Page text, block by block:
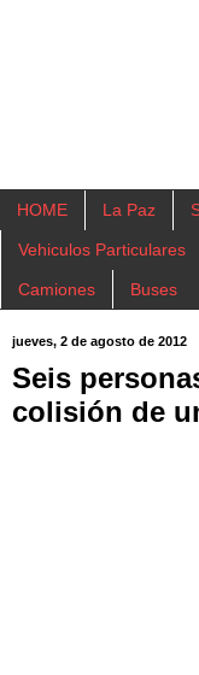
HOME La Paz
Vehiculos Particulares
Camiones Buses
jueves, 2 de agosto de 2012
Seis
colisión de